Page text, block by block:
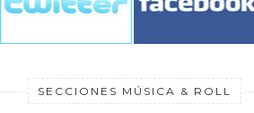
SECCIONES MÚSICA & ROLL